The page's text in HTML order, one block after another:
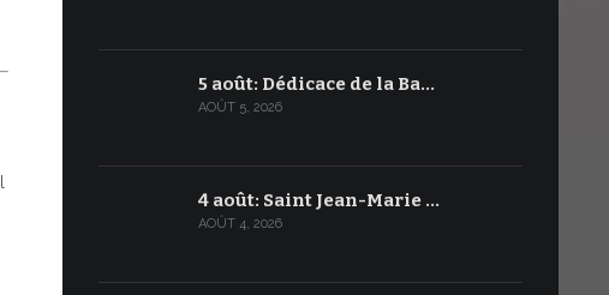
5 août: Dédicace de la Ba…
AOÛT 5, 2026
4 août: Saint Jean-Marie …
AOÛT 4, 2026